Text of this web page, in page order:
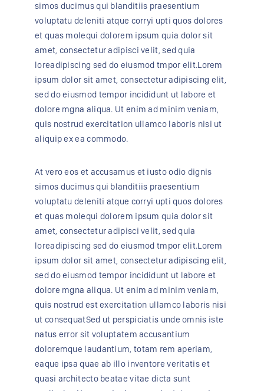
simos ducimus qui blanditiis praesentium
voluptatu deleniti atque corryi upti quos dolores
et quas molequi dolorem ipsum quia dolor sit
amet, consectetur adipisci velit, sed quia
loreadipiscing sed do eiusmod tmpor elit.Lorem
ipsum dolor sit amet, consectetur adipiscing elit,
sed do eiusmod tempor incididunt ut labore et
dolore mgna aliqua. Ut enim ad minim veniam,
quis nostrud exercitation ullamco laboris nisi ut
aliquip ex ea commodo.
At vero eos et accusamus et iusto odio dignis
simos ducimus qui blanditiis praesentium
voluptatu deleniti atque corryi upti quos dolores
et quas molequi dolorem ipsum quia dolor sit
amet, consectetur adipisci velit, sed quia
loreadipiscing sed do eiusmod tmpor elit.Lorem
ipsum dolor sit amet, consectetur adipiscing elit,
sed do eiusmod tempor incididunt ut labore et
dolore mgna aliqua. Ut enim ad minim veniam,
quis nostrud est exercitation ullamco laboris nisi
ut consequatSed ut perspiciatis unde omnis iste
natus error sit voluptatem accusantium
doloremque laudantium, totam rem aperiam,
eaque ipsa quae ab illo inventore veritatis et
quasi architecto beatae vitae dicta sunt